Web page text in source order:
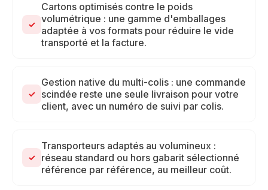
✓
Cartons optimisés contre le poids
volumétrique : une gamme d'emballages
adaptée à vos formats pour réduire le vide
transporté et la facture.
✓
Gestion native du multi-colis : une commande
scindée reste une seule livraison pour votre
client, avec un numéro de suivi par colis.
✓
Transporteurs adaptés au volumineux :
réseau standard ou hors gabarit sélectionné
référence par référence, au meilleur coût.